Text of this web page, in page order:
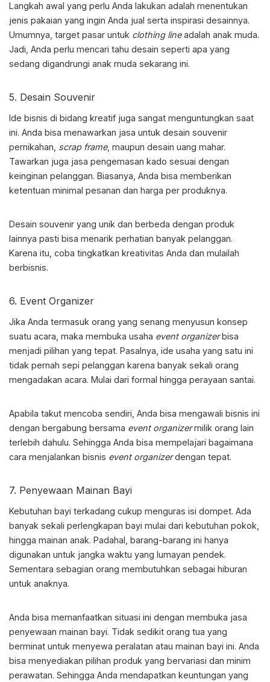
Langkah awal yang perlu Anda lakukan adalah menentukan
jenis pakaian yang ingin Anda jual serta inspirasi desainnya.
Umumnya, target pasar untuk clothing lineadalah anak muda.
Jadi, Anda perlu mencari tahu desain seperti apa yang
sedang digandrungi anak muda sekarang ini.
5. Desain Souvenir
Ide bisnis di bidang kreatif juga sangat menguntungkan saat
ini. Anda bisa menawarkan jasa untuk desain souvenir
pernikahan, scrap frame, maupun desain uang mahar.
Tawarkan juga jasa pengemasan kado sesuai dengan
keinginan pelanggan. Biasanya, Anda bisa memberikan
ketentuan minimal pesanan dan harga per produknya.
Desain souvenir yang unik dan berbeda dengan produk
lainnya pasti bisa menarik perhatian banyak pelanggan.
Karena itu, coba tingkatkan kreativitas Anda dan mulailah
berbisnis.
6. Event Organizer
Jika Anda termasuk orang yang senang menyusun konsep
suatu acara, maka membuka usaha event organizerbisa
menjadi pilihan yang tepat. Pasalnya, ide usaha yang satu ini
tidak pernah sepi pelanggan karena banyak sekali orang
mengadakan acara. Mulai dari formal hingga perayaan santai.
Apabila takut mencoba sendiri, Anda bisa mengawali bisnis ini
dengan bergabung bersama event organizermilik orang lain
terlebih dahulu. Sehingga Anda bisa mempelajari bagaimana
cara menjalankan bisnis event organizerdengan tepat.
7. Penyewaan Mainan Bayi
Kebutuhan bayi terkadang cukup menguras isi dompet. Ada
banyak sekali perlengkapan bayi mulai dari kebutuhan pokok,
hingga mainan anak. Padahal, barang-barang ini hanya
digunakan untuk jangka waktu yang lumayan pendek.
Sementara sebagian orang membutuhkan sebagai hiburan
untuk anaknya.
Anda bisa memanfaatkan situasi ini dengan membuka jasa
penyewaan mainan bayi. Tidak sedikit orang tua yang
berminat untuk menyewa peralatan atau mainan bayi ini. Anda
bisa menyediakan pilihan produk yang bervariasi dan minim
perawatan. Sehingga Anda mendapatkan keuntungan yang